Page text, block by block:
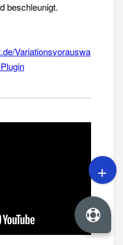
beschleunigt.
Variationsvorauswa